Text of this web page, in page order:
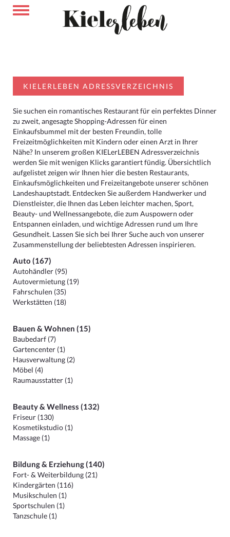
KIELERLEBEN ADRESSVERZEICHNIS
Sie suchen ein romantisches Restaurant für ein perfektes Dinner
zu zweit, angesagte Shopping-Adressen für einen
Einkaufsbummel mit der besten Freundin, tolle
Freizeitmöglichkeiten mit Kindern oder einen Arzt in Ihrer
Nähe? In unserem großen KIELerLEBEN Adressverzeichnis
werden Sie mit wenigen Klicks garantiert fündig. Übersichtlich
aufgelistet zeigen wir Ihnen hier die besten Restaurants,
Einkaufsmöglichkeiten und Freizeitangebote unserer schönen
Landeshauptstadt. Entdecken Sie außerdem Handwerker und
Dienstleister, die Ihnen das Leben leichter machen, Sport,
Beauty- und Wellnessangebote, die zum Auspowern oder
Entspannen einladen, und wichtige Adressen rund um Ihre
Gesundheit. Lassen Sie sich bei Ihrer Suche auch von unserer
Zusammenstellung der beliebtesten Adressen inspirieren.
Auto (167)
Autohändler (95)
Autovermietung (19)
Fahrschulen (35)
Werkstätten (18)
Bauen & Wohnen (15)
Baubedarf (7)
Gartencenter (1)
Hausverwaltung (2)
Möbel (4)
Raumausstatter (1)
Beauty & Wellness (132)
Friseur (130)
Kosmetikstudio (1)
Massage (1)
Bildung & Erziehung (140)
Fort- & Weiterbildung (21)
Kindergärten (116)
Musikschulen (1)
Sportschulen (1)
Tanzschule (1)